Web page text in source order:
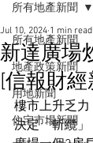
所有地產新聞
地產政策新聞
用地新聞
住宅市場新聞
所有地產新聞
新達廣場
[信報財
Jul 10, 2024 1 min read
樓市上升乏
決定「斬纜